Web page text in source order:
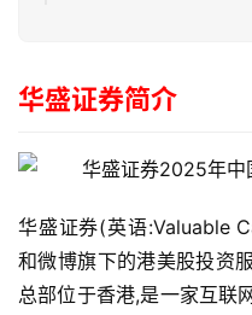
华盛证券简介
华盛证券(英语:Valuable
和微博旗下的港美股投资
总部位于香港,是一家互联